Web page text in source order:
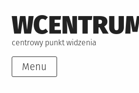
to
content
centrowy punkt widzenia
Menu